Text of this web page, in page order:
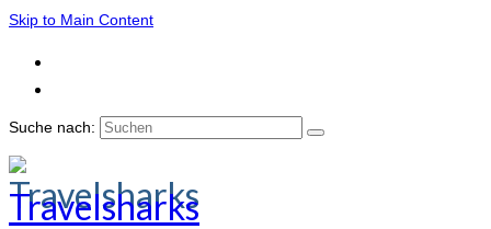
Skip to Main Content
Suche nach:
Travelsharks